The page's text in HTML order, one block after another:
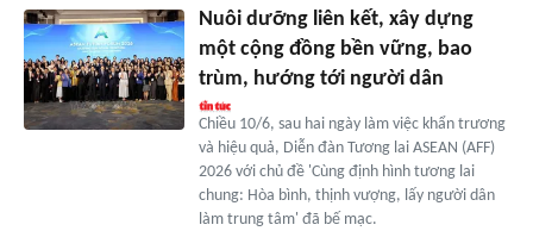
Nuôi dưỡng liên kết, xây dựng
một cộng đồng bền vững, bao
trùm, hướng tới người dân
Chiều 10/6, sau hai ngày làm việc khẩn trương
và hiệu quả, Diễn đàn Tương lai ASEAN (AFF)
2026 với chủ đề 'Cùng định hình tương lai
chung: Hòa bình, thịnh vượng, lấy người dân
làm trung tâm' đã bế mạc.